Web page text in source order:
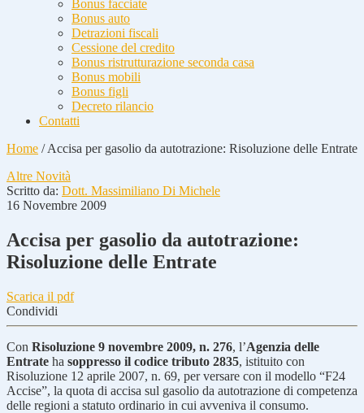
Bonus facciate
Bonus auto
Detrazioni fiscali
Cessione del credito
Bonus ristrutturazione seconda casa
Bonus mobili
Bonus figli
Decreto rilancio
Contatti
Home /Accisa per gasolio da autotrazione: Risoluzione delle Entrate
Altre Novità
Scritto da: Dott. Massimiliano Di Michele
16 Novembre 2009
Accisa per gasolio da autotrazione:
Risoluzione delle Entrate
Scarica il pdf
Condividi
Con Risoluzione 9 novembre 2009, n. 276, l’Agenzia delle
Entrate ha soppresso il codice tributo 2835, istituito con
Risoluzione 12 aprile 2007, n. 69, per versare con il modello “F24
Accise”, la quota di accisa sul gasolio da autotrazione di competenza
delle regioni a statuto ordinario in cui avveniva il consumo.